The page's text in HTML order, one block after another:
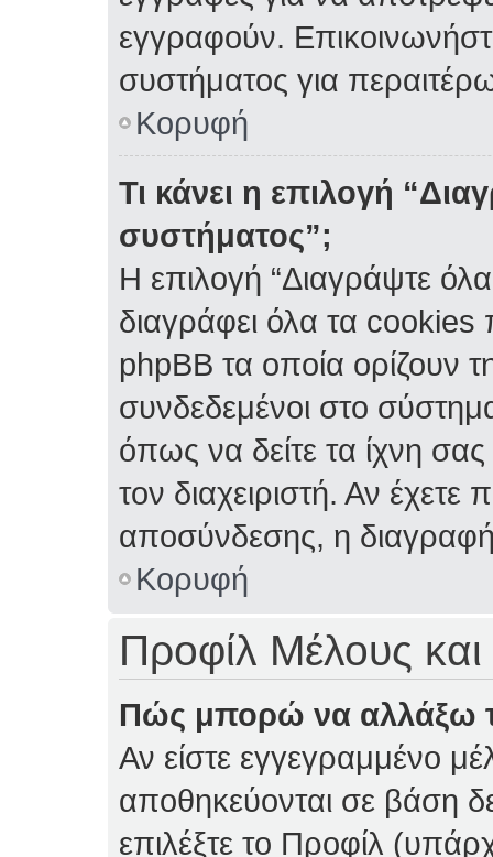
εγγραφούν.
συστήματος για
Κορυφή
Τι κάνει η επιλογή
συστήματος”;
Η επιλογή “Διαγράψτε
διαγράφει όλα τα cookies
phpBB τα οποία ορίζουν
συνδεδεμένοι στο
όπως να δείτε τα ίχνη
τον διαχειριστή. Αν
αποσύνδεσης, η
Κορυφή
Προφίλ Μέλους και
Πώς μπορώ να αλλάξω
Αν είστε εγγεγραμμένο
αποθηκεύονται σε βάση
επιλέξτε το Προφίλ